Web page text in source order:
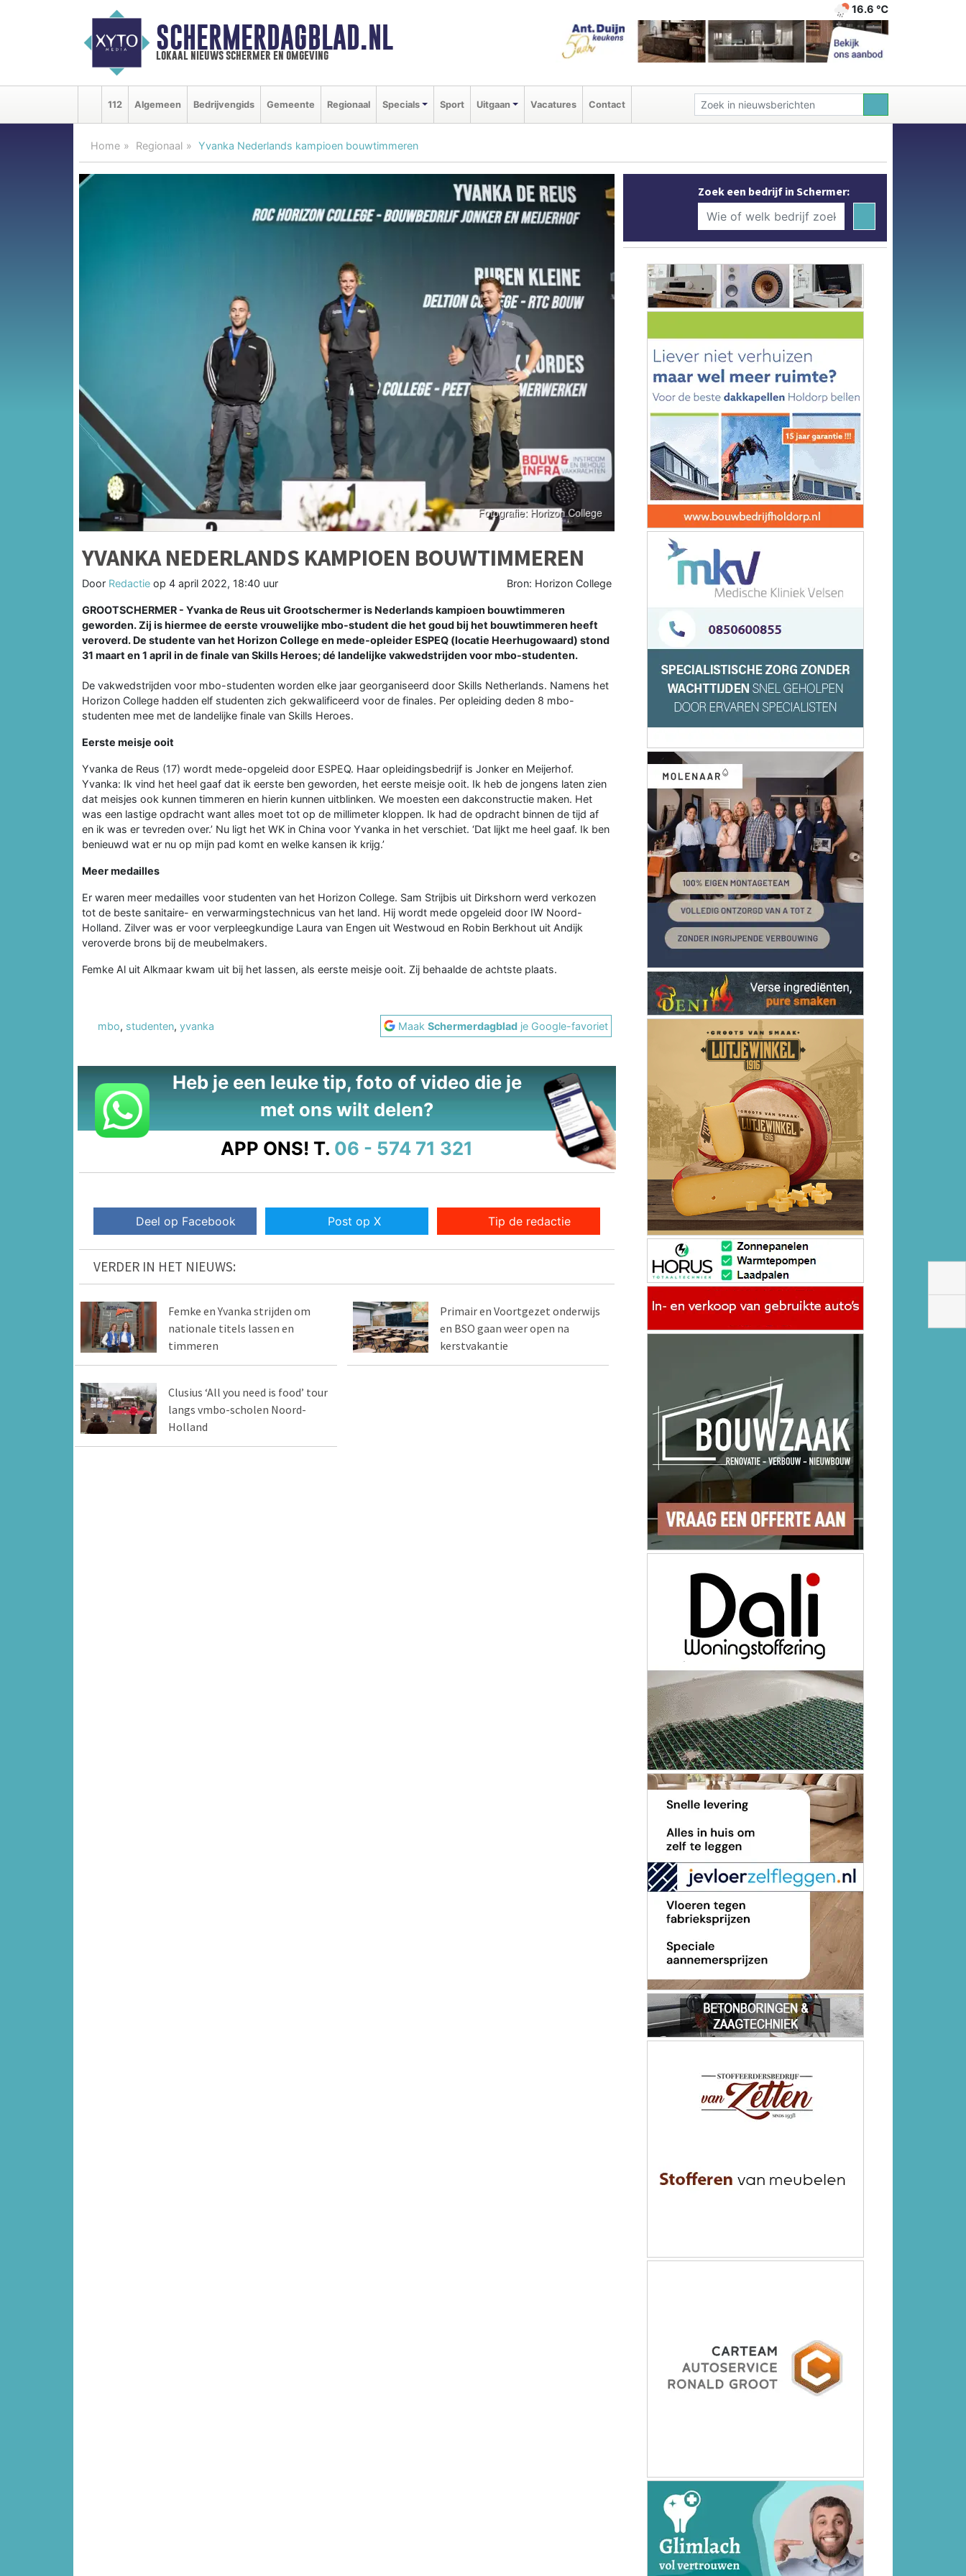
SCHERMERDAGBLAD.NL
lokaal nieuws schermer en omgeving
16.6 ℃
112 Algemeen Bedrijvengids Gemeente Regionaal Specials Sport Uitgaan Vacatures Contact
Home Regionaal Yvanka Nederlands kampioen bouwtimmeren
YVANKA NEDERLANDS KAMPIOEN BOUWTIMMEREN
Door Redactie op 4 april 2022, 18:40 uur Bron: Horizon College
GROOTSCHERMER - Yvanka de Reus uit Grootschermer is Nederlands kampioen bouwtimmeren
geworden. Zij is hiermee de eerste vrouwelijke mbo-student die het goud bij het bouwtimmeren heeft
veroverd. De studente van het Horizon College en mede-opleider ESPEQ (locatie Heerhugowaard) stond
31 maart en 1 april in de finale van Skills Heroes; dé landelijke vakwedstrijden voor mbo-studenten.
De vakwedstrijden voor mbo-studenten worden elke jaar georganiseerd door Skills Netherlands. Namens het
Horizon College hadden elf studenten zich gekwalificeerd voor de finales. Per opleiding deden 8 mbo-
studenten mee met de landelijke finale van Skills Heroes.
Eerste meisje ooit
Yvanka de Reus (17) wordt mede-opgeleid door ESPEQ. Haar opleidingsbedrijf is Jonker en Meijerhof.
Yvanka: Ik vind het heel gaaf dat ik eerste ben geworden, het eerste meisje ooit. Ik heb de jongens laten zien
dat meisjes ook kunnen timmeren en hierin kunnen uitblinken. We moesten een dakconstructie maken. Het
was een lastige opdracht want alles moet tot op de millimeter kloppen. Ik had de opdracht binnen de tijd af
en ik was er tevreden over.’ Nu ligt het WK in China voor Yvanka in het verschiet. ‘Dat lijkt me heel gaaf. Ik ben
benieuwd wat er nu op mijn pad komt en welke kansen ik krijg.’
Meer medailles
Er waren meer medailles voor studenten van het Horizon College. Sam Strijbis uit Dirkshorn werd verkozen
tot de beste sanitaire- en verwarmingstechnicus van het land. Hij wordt mede opgeleid door IW Noord-
Holland. Zilver was er voor verpleegkundige Laura van Engen uit Westwoud en Robin Berkhout uit Andijk
veroverde brons bij de meubelmakers.
Femke Al uit Alkmaar kwam uit bij het lassen, als eerste meisje ooit. Zij behaalde de achtste plaats.
mbo, studenten, yvanka MaakSchermerdagblad je Google-favoriet
Heb je een leuke tip, foto of video die je
met ons wilt delen?
APP ONS! T. 06 - 574 71 321
Deel op Facebook Post op X Tip de redactie
VERDER IN HET NIEUWS:
Femke en Yvanka strijden om
nationale titels lassen en
timmeren
Primair en Voortgezet onderwijs
en BSO gaan weer open na
kerstvakantie
Clusius ‘All you need is food’ tour
langs vmbo-scholen Noord-
Holland
Zoek een bedrijf in Schermer: